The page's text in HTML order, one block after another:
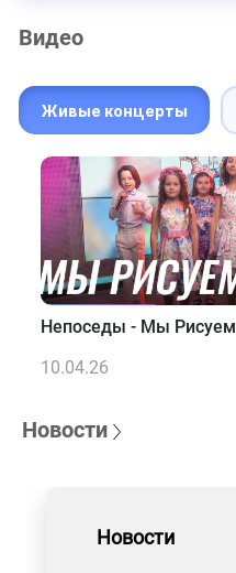
Видео
Живые концерты
Непоседы - Мы Рисуем
10.04.26
Новости
Новости